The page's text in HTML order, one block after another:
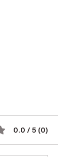
0.0 / 5 (0)